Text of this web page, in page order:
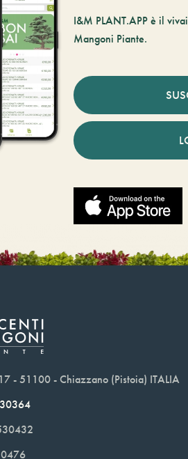
I&M PLANT.APP è il
Mangoni Piante.
- 51100 - Chiazzano (Pistoia) ITALIA